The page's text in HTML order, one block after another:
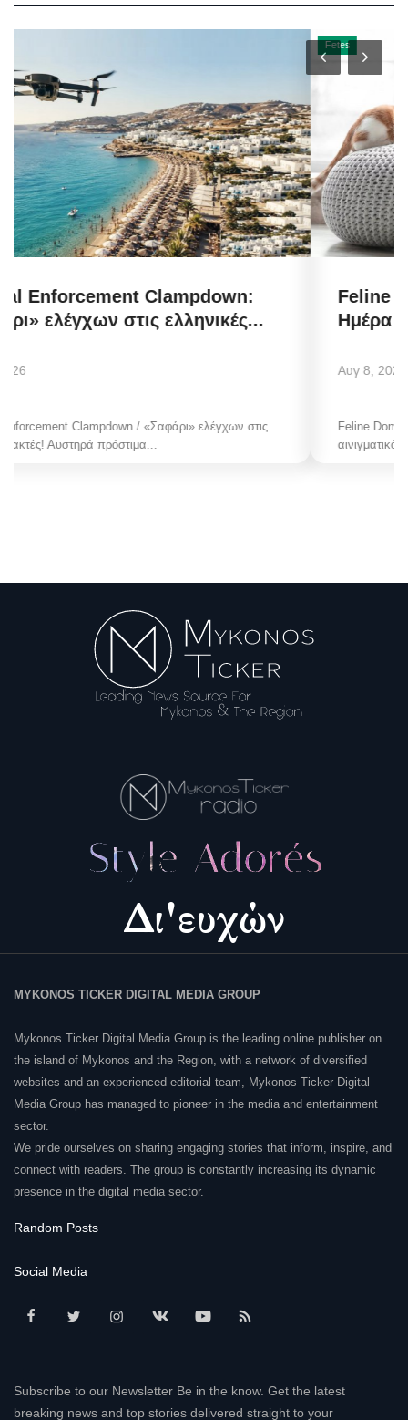
Feline Domestication: Παγκόσμια
Ημέρα Γάτας! Το αινιγματικό...
Feline Domestication / Παγκόσμια Ημέρα Γάτας! Το
αινιγματικό κατοικίδιο που μας...
MYKONOS TICKER DIGITAL MEDIA GROUP
Mykonos Ticker Digital Media Group is the leading online publisher on
the island of Mykonos and the Region, with a network of diversified
websites and an experienced editorial team, Mykonos Ticker Digital
Media Group has managed to pioneer in the media and entertainment
sector.
We pride ourselves on sharing engaging stories that inform, inspire, and
connect with readers. The group is constantly increasing its dynamic
presence in the digital media sector.
Random Posts
Social Media
Subscribe to our Newsletter Be in the know. Get the latest
breaking news and top stories delivered straight to your